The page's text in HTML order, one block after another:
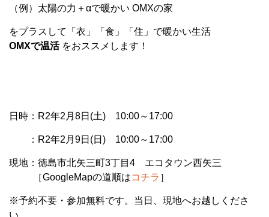
（例）太陽の力＋αで暖かい OMXの家
をプラスして「衣」「食」「住」で暖かい生活
OMXで温活をおススメします！
日時：R2年2月8日(土) 10:00～17:00
：R2年2月9日(日) 10:00～17:00
現地：徳島市北矢三町3丁目4 エコタウン西矢三
［GoogleMapの道順はコチラ ］
※予約不要・参加無料です。当日、現地へお越しくださ